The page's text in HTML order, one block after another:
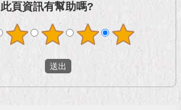
此頁資訊有幫助嗎?